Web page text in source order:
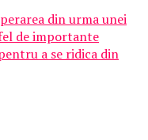
din urma unei
de importante
a se ridica din